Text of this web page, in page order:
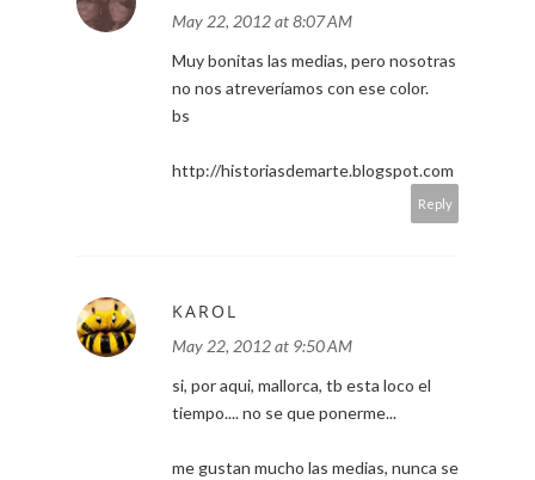
May 22, 2012 at 8:07 AM
Muy bonitas las medias, pero nosotras
no nos atreveríamos con ese color.
bs
http://historiasdemarte.blogspot.com
Reply
KAROL
May 22, 2012 at 9:50 AM
si, por aqui, mallorca, tb esta loco el
tiempo.... no se que ponerme...
me gustan mucho las medias, nunca se